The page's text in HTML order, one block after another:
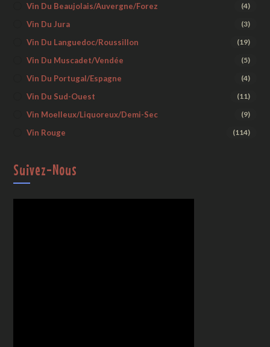
Vin Du Beaujolais/Auvergne/Forez (4)
Vin Du Jura (3)
Vin Du Languedoc/Roussillon (19)
Vin Du Muscadet/Vendée (5)
Vin Du Portugal/Espagne (4)
Vin Du Sud-Ouest (11)
Vin Moelleux/liquoreux/demi-Sec (9)
Vin Rouge (114)
Suivez-Nous